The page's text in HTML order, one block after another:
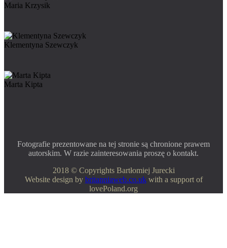
Maria Krzysik
Klementyna Szewczyk
Marta Kipta
Fotografie prezentowane na tej stronie są chronione prawem
autorskim. W razie zainteresowania proszę o kontakt.
2018 © Copyrights Bartłomiej Jurecki
Website design by britanniaweb.co.ukwith a support of
lovePoland.org